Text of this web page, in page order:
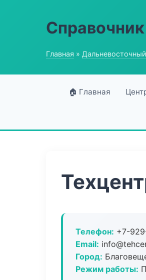
Главная »
🏠 Главная
Телефон: +7-
Email:
Город:
Режим работы: